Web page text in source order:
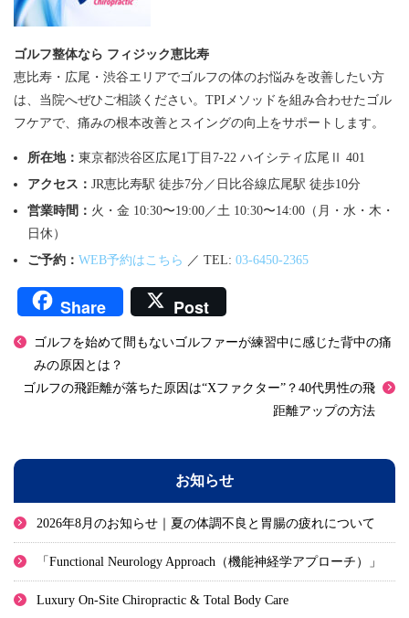
ゴルフ整体なら フィジック恵比寿
恵比寿・広尾・渋谷エリアでゴルフの体のお悩みを改善したい方
は、当院へぜひご相談ください。TPIメソッドを組み合わせたゴル
フケアで、痛みの根本改善とスイングの向上をサポートします。
所在地： 東京都渋谷区広尾1丁目7-22 ハイシティ広尾Ⅱ 401
アクセス： JR恵比寿駅 徒歩7分／日比谷線広尾駅 徒歩10分
営業時間： 火・金 10:30〜19:00／土 10:30〜14:00（月・水・木・
日休）
ご予約： WEB予約はこちら ／ TEL: 03-6450-2365
Share Post
ゴルフを始めて間もないゴルファーが練習中に感じた背中の痛
みの原因とは？
ゴルフの飛距離が落ちた原因は“Xファクター”？40代男性の飛
距離アップの方法
お知らせ
2026年8月のお知らせ｜夏の体調不良と胃腸の疲れについて
「Functional Neurology Approach（機能神経学アプローチ）」
Luxury On-Site Chiropractic & Total Body Care